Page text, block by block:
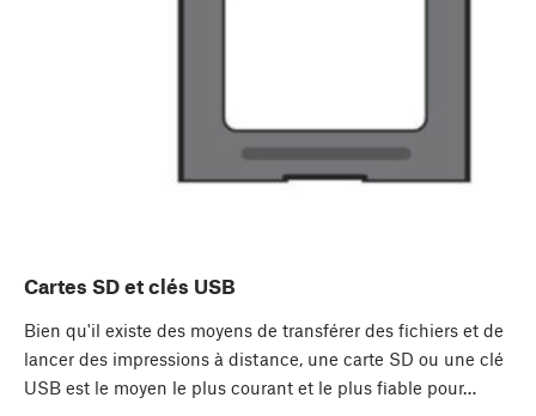
Cartes SD et clés USB
Bien qu'il existe des moyens de transférer des fichiers et de
lancer des impressions à distance, une carte SD ou une clé
USB est le moyen le plus courant et le plus fiable pour…